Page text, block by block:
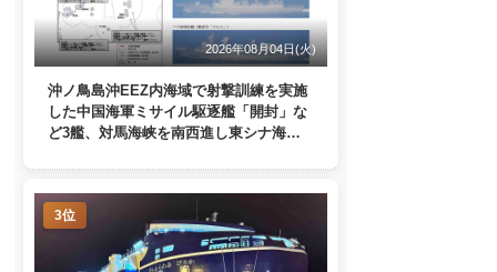
2026年08月04日(火)
沖ノ鳥島沖EEZ内海域で射撃訓練を実施
した中国海軍ミサイル駆逐艦「開封」な
ど3艦、対馬海峡を南西進し東シナ海
3位